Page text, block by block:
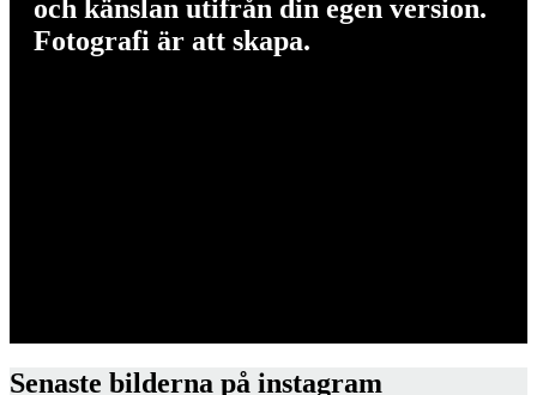
och känslan utifrån din egen version.
Fotografi är att skapa.
Senaste bilderna på instagram